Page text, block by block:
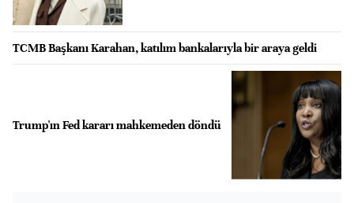
TCMB Başkanı Karahan, katılım bankalarıyla bir araya geldi
Trump'ın Fed kararı mahkemeden döndü